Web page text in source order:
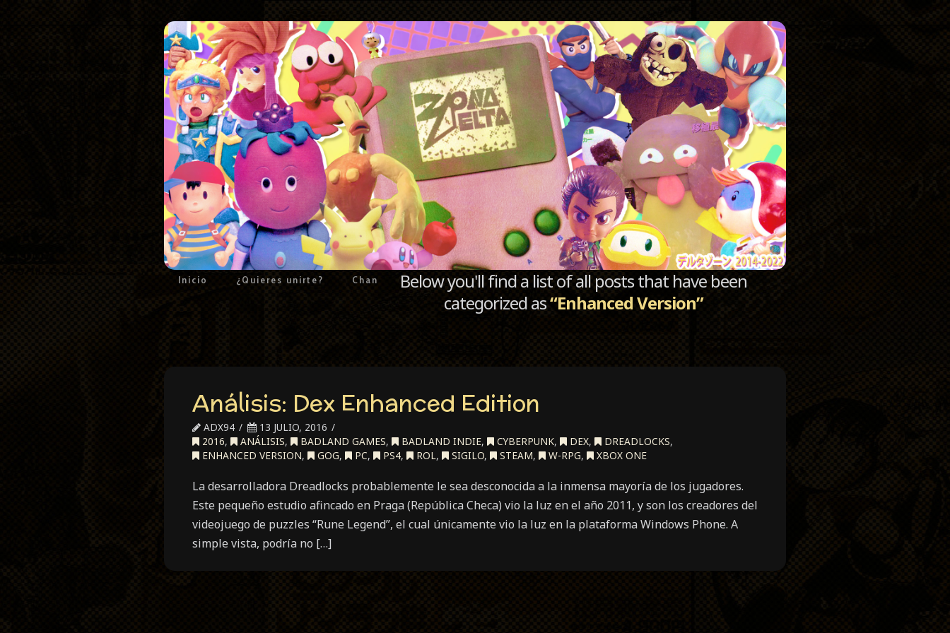
Inicio ¿Quieres unirte? Chan
Below you'll find a list of all posts that have been
categorized as“Enhanced Version”
Análisis: Dex Enhanced Edition
ADX94
13 JULIO, 2016
2016, ANÁLISIS, BADLAND GAMES, BADLAND INDIE, CYBERPUNK, DEX, DREADLOCKS,
ENHANCED VERSION, GOG, PC, PS4, ROL, SIGILO, STEAM, W-RPG, XBOX ONE
La desarrolladora Dreadlocks probablemente le sea desconocida a la inmensa mayoría de los jugadores.
Este pequeño estudio afincado en Praga (República Checa) vio la luz en el año 2011, y son los creadores del
videojuego de puzzles “Rune Legend”, el cual únicamente vio la luz en la plataforma Windows Phone. A
simple vista, podría no […]